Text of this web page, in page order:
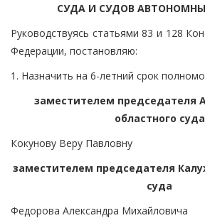
СУДА И СУДОВ
Руководствуясь статьями 83 и 128
Федерации, постановляю:
1. Назначить на 6-летний срок
заместителем председателя
областного суда
Кокунову Веру Павловну
заместителем председателя
суда
Федорова Александра Михайловича